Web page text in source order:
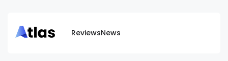
ReviewsNews